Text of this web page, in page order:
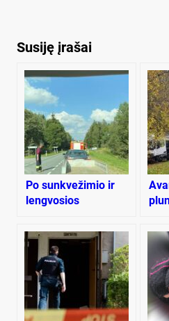
Susiję įrašai
Po sunkvežimio ir
lengvosios
moters mirtis